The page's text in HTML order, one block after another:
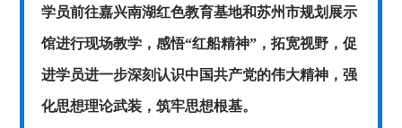
学员前往嘉兴南湖红色教育基地和苏州市规划展示
馆进行现场教学，感悟“红船精神”，拓宽视野，促
进学员进一步深刻认识中国共产党的伟大精神，强
化思想理论武装，筑牢思想根基。